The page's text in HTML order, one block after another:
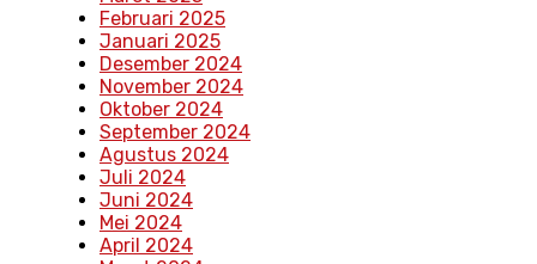
Februari 2025
Januari 2025
Desember 2024
November 2024
Oktober 2024
September 2024
Agustus 2024
Juli 2024
Juni 2024
Mei 2024
April 2024